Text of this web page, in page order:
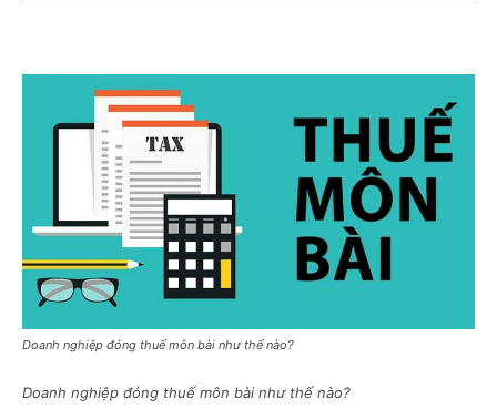
Doanh nghiệp đóng thuế môn bài như thế nào?
Doanh nghiệp đóng thuế môn bài như thế nào?